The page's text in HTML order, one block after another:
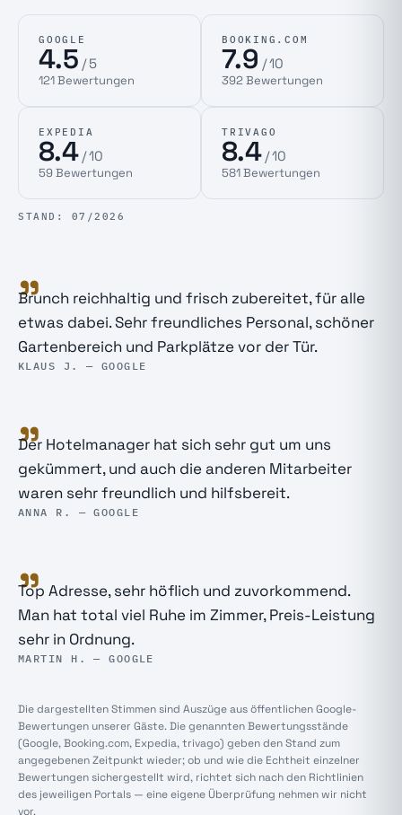
GOOGLE
4.5 / 5
121Bewertungen
BOOKING.COM
7.9 / 10
392Bewertungen
EXPEDIA
8.4/ 10
59Bewertungen
TRIVAGO
8.4/ 10
581Bewertungen
STAND: 07/2026
„
Brunch reichhaltig und frisch zubereitet, für alle
etwas dabei. Sehr freundliches Personal, schöner
Gartenbereich und Parkplätze vor der Tür.
KLAUS J. — GOOGLE
„
Der Hotelmanager hat sich sehr gut um uns
gekümmert, und auch die anderen Mitarbeiter
waren sehr freundlich und hilfsbereit.
ANNA R. — GOOGLE
„
Top Adresse, sehr höflich und zuvorkommend.
Man hat total viel Ruhe im Zimmer, Preis-Leistung
sehr in Ordnung.
MARTIN H. — GOOGLE
Die dargestellten Stimmen sind Auszüge aus öffentlichen Google-
Bewertungen unserer Gäste. Die genannten Bewertungsstände
(Google, Booking.com, Expedia, trivago) geben den Stand zum
angegebenen Zeitpunkt wieder; ob und wie die Echtheit einzelner
Bewertungen sichergestellt wird, richtet sich nach den Richtlinien
des jeweiligen Portals — eine eigene Überprüfung nehmen wir nicht
vor.